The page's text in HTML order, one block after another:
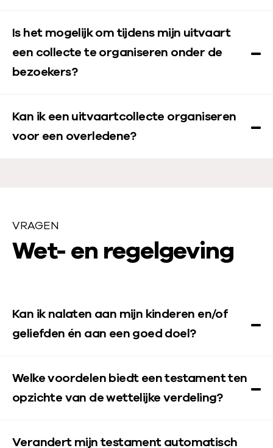
Is het mogelijk om tijdens mijn uitvaart
een collecte te organiseren onder de
bezoekers?
Kan ik een uitvaartcollecte organiseren
voor een overledene?
VRAGEN
v
g
e
n
Wet- en regelgeving
Kan ik nalaten aan mijn kinderen en/of
geliefden én aan een goed doel?
Welke voordelen biedt een testament ten
opzichte van de wettelijke verdeling?
Verandert mijn testament automatisch